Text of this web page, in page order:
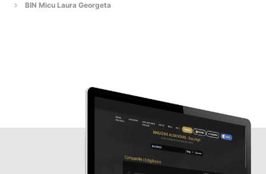
BIN Micu Laura Georgeta